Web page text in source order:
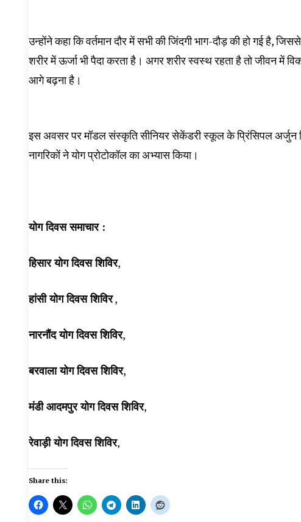
उन्होंने कहा कि वर्तमान दौर में सभी की जिंदगी भाग-दौड़ की हो गई है,
शरीर में ऊर्जा भी पैदा करता है। अगर शरीर स्वस्थ रहता है तो जीवन में
आगे बढ़ना है।
इस अवसर पर मॉडल संस्कृति सीनियर सेकेंडरी स्कूल के प्रिंसिपल अर्जुन
नागरिकों ने योग प्रोटोकॉल का अभ्यास किया।
योग दिवस समाचार :
हिसार योग दिवस शिविर,
हांसी योग दिवस शिविर,
नारनौंद योग दिवस शिविर,
बरवाला योग दिवस शिविर,
मंडी आदमपुर योग दिवस शिविर,
रेवाड़ी योग दिवस शिविर,
Share this: